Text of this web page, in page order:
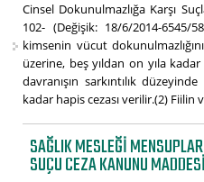
Cinsel Dokunulmazlığa Karşı
102- (Değişik: 18/6/2014-
kimsenin vücut
üzerine, beş yıldan on yıla kadar
davranışın sarkıntılık
kadar hapis cezası verilir.(2) Fiilin
SAĞLIK MESLEĞI
SUÇU CEZA KANUNU